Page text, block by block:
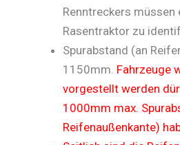
Renntreckers
Rasentraktor zu
Spurabstand (an
1150mm. Fahrzeuge
vorgestellt werden
1000mm max.
Reifenaußenkante)